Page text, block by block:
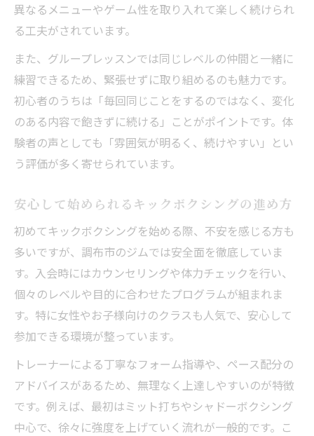
異なるメニューやゲーム性を取り入れて楽しく続けられ
る工夫がされています。
また、グループレッスンでは同じレベルの仲間と一緒に
練習できるため、緊張せずに取り組めるのも魅力です。
初心者のうちは「毎回同じことをするのではなく、変化
のある内容で飽きずに続ける」ことがポイントです。体
験者の声としても「雰囲気が明るく、続けやすい」とい
う評価が多く寄せられています。
安心して始められるキックボクシングの進め方
初めてキックボクシングを始める際、不安を感じる方も
多いですが、調布市のジムでは安全面を徹底していま
す。入会時にはカウンセリングや体力チェックを行い、
個々のレベルや目的に合わせたプログラムが組まれま
す。特に女性やお子様向けのクラスも人気で、安心して
参加できる環境が整っています。
トレーナーによる丁寧なフォーム指導や、ペース配分の
アドバイスがあるため、無理なく上達しやすいのが特徴
です。例えば、最初はミット打ちやシャドーボクシング
中心で、徐々に強度を上げていく流れが一般的です。こ